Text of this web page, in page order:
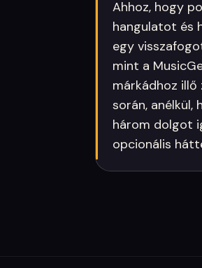
Ahhoz, hogy
hangulatot és
egy
mint a
márkádhoz
során,
három dolgot
opcionális